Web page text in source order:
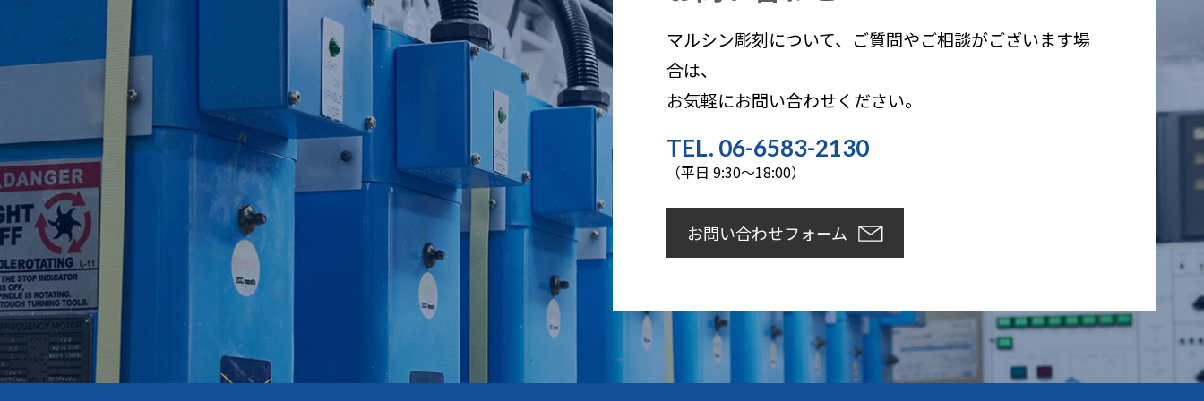
マルシン彫刻について、ご質問やご相談がございます場
合は、
お気軽にお問い合わせください。
TEL. 06-6583-2130
（平日 9:30～18:00）
お問い合わせフォーム